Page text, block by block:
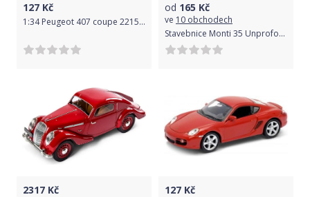
127 Kč
1:34 Peugeot 407 coupe 221566
od 165 Kč
ve 10 obchodech
Stavebnice Monti 35 Unprofor Ambulance Land Rover 1:35
2317 Kč 127 Kč